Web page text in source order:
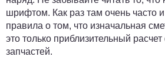
шрифтом. Как раз там очень часто
правила о том, что изначальная
это только приблизительный расчет
запчастей.